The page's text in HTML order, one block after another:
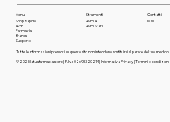
Menu
Shop Rapido
Avm
Farmacia
Brands
Supporto
Strumenti
Avm AI
Avm Stars
Contatti
Mail
Tutte le informazioni presenti su questo sito non intendono sostituirsi al parere del tuo medico.
© 2025 latuafarmacia.store | P. Iva 02695320214 |Informativa Privacy|Termini e condizioni